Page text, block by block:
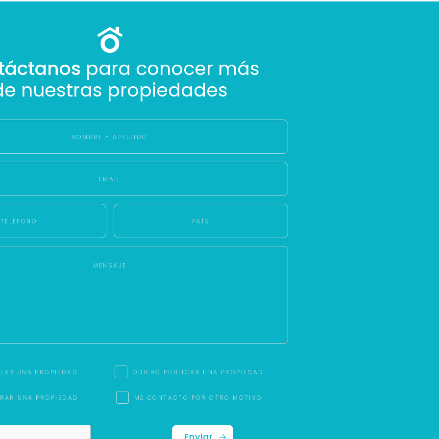
para conocer más
nuestras propiedades
UNA PROPIEDAD QUIERO PUBLICAR UNA PROPIEDAD
UNA PROPIEDAD ME CONTACTO POR OTRO MOTIVO